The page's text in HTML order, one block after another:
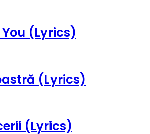
(Lyrics)
(Lyrics)
(Lyrics)